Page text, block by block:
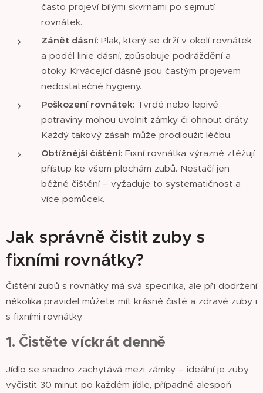
často projeví bílými skvrnami po sejmutí
rovnátek.
Zánět dásní: Plak, který se drží v okolí rovnátek
a podél linie dásní, způsobuje podráždění a
otoky. Krvácející dásně jsou častým projevem
nedostatečné hygieny.
Poškození rovnátek: Tvrdé nebo lepivé
potraviny mohou uvolnit zámky či ohnout dráty.
Každý takový zásah může prodloužit léčbu.
Obtížnější čištění: Fixní rovnátka výrazně ztěžují
přístup ke všem plochám zubů. Nestačí jen
běžné čištění – vyžaduje to systematičnost a
více pomůcek.
Jak správně čistit zuby s
fixními rovnátky?
Čištění zubů s rovnátky má svá specifika, ale při dodržení
několika pravidel můžete mít krásně čisté a zdravé zuby i
s fixními rovnátky.
1. Čistěte víckrát denně
Jídlo se snadno zachytává mezi zámky – ideální je zuby
vyčistit 30 minut po každém jídle, případně alespoň